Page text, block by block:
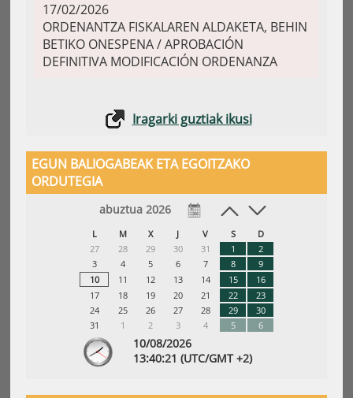
17/02/2026
ORDENANTZA FISKALAREN ALDAKETA, BEHIN
BETIKO ONESPENA / APROBACIÓN
DEFINITIVA MODIFICACIÓN ORDENANZA
Iragarki guztiak ikusi
EGUN BALIOGABEAK ETA EGOITZAKO
ORDUTEGIA
abuztua 2026
L M X J V S
D
27
28 29 30 31 1
2
3
4 5 6 7 8
9
10
11 12 13 14 15
16
17
18 19 20 21 22
23
24
25 26 27 28 29
30
31
1 2 3 4 5 6
10/08/2026
13:40:22 (UTC/GMT +2)